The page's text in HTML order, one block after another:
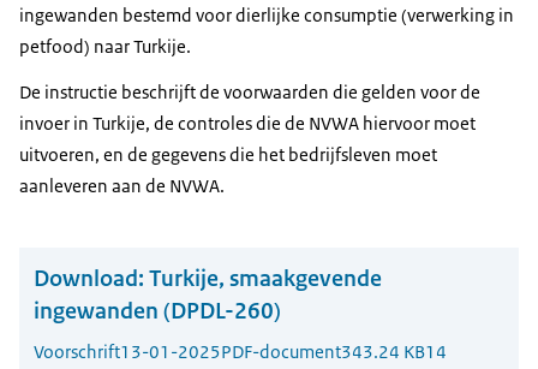
ingewanden bestemd voor dierlijke consumptie (verwerking in
petfood) naar Turkije.
De instructie beschrijft de voorwaarden die gelden voor de
invoer in Turkije, de controles die de NVWA hiervoor moet
uitvoeren, en de gegevens die het bedrijfsleven moet
aanleveren aan de NVWA.
Download: Turkije, smaakgevende
ingewanden (DPDL-260)
Voorschrift13-01-2025PDF-document343.24 KB14